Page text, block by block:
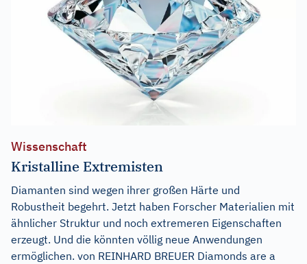
Wissenschaft
Kristalline Extremisten
Diamanten sind wegen ihrer großen Härte und
Robustheit begehrt. Jetzt haben Forscher Materialien mit
ähnlicher Struktur und noch extremeren Eigenschaften
erzeugt. Und die könnten völlig neue Anwendungen
ermöglichen. von REINHARD BREUER Diamonds are a